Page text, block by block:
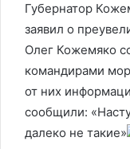
Губернатор
заявил о
Олег Кожемяко
командирами
от них
сообщили:
далеко не такие»